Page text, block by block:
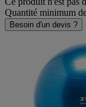
Quantité minimum
Besoin d'un devis ?